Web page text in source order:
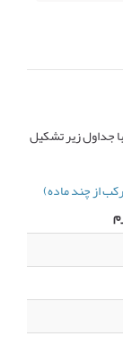
جداول زیر تشکیل
از چند ماده)